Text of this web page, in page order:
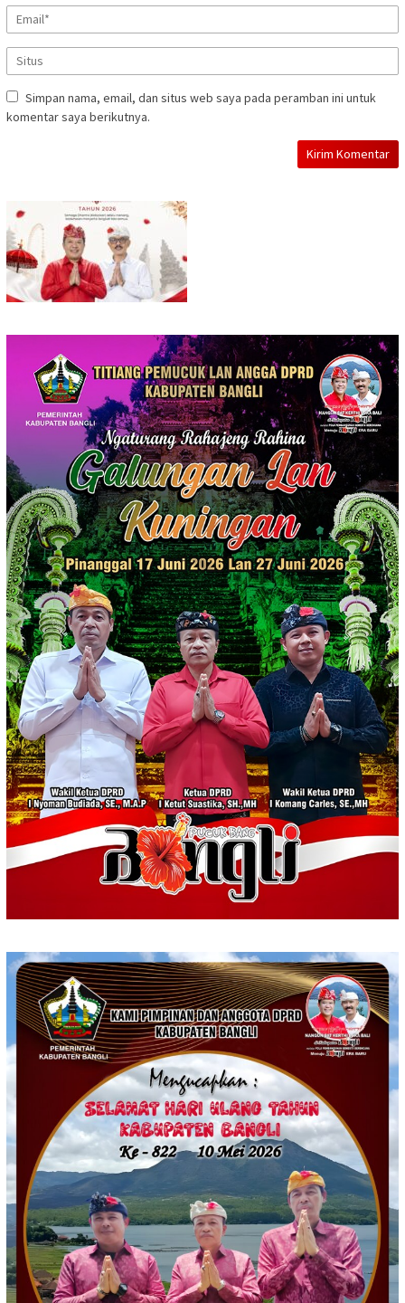
Simpan nama, email, dan situs web saya pada peramban ini untuk
komentar saya berikutnya.